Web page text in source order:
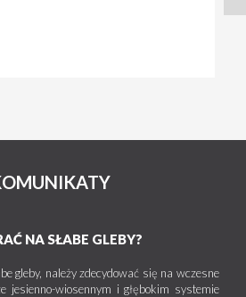
NA SŁABE GLEBY?
gleby, należy zdecydować się na wczesne
jesienno-wiosennym i głębokim systemie